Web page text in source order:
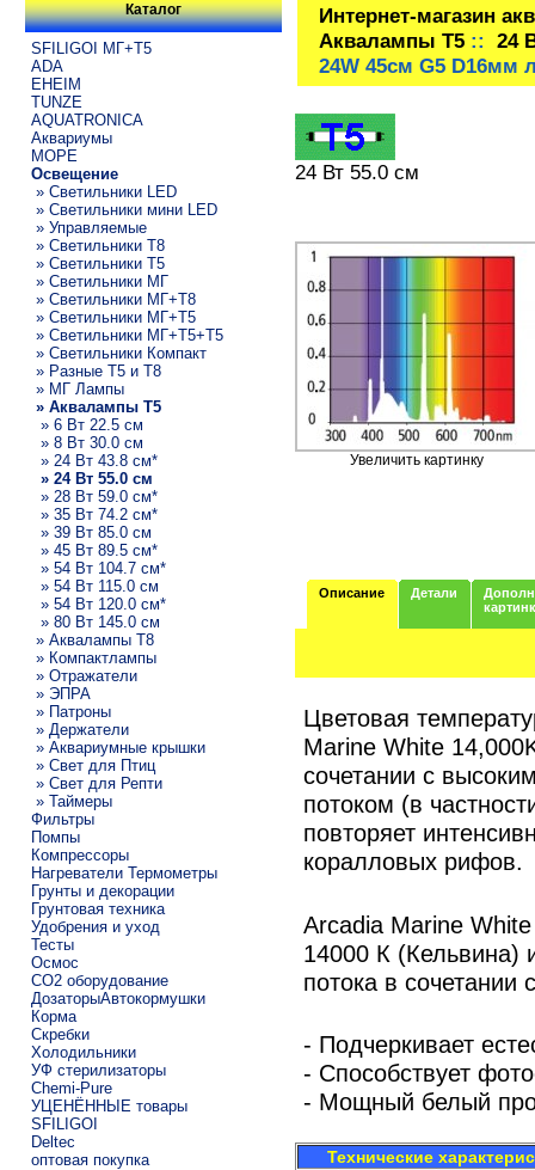
Каталог
SFILIGOI МГ+Т5
ADA
EHEIM
TUNZE
AQUATRONICA
Аквариумы
МОРЕ
Освещение
» Светильники LED
» Светильники мини LED
» Управляемые
» Светильники T8
» Светильники T5
» Светильники МГ
» Светильники МГ+T8
» Светильники МГ+T5
» Светильники МГ+T5+T5
» Светильники Компакт
» Разные T5 и T8
» МГ Лампы
» Аквалампы T5
» 6 Вт 22.5 см
» 8 Вт 30.0 см
» 24 Вт 43.8 см*
» 24 Вт 55.0 см
» 28 Вт 59.0 см*
» 35 Вт 74.2 см*
» 39 Вт 85.0 см
» 45 Вт 89.5 см*
» 54 Вт 104.7 см*
» 54 Вт 115.0 см
» 54 Вт 120.0 см*
» 80 Вт 145.0 см
» Аквалампы T8
» Компактлампы
» Отражатели
» ЭПРА
» Патроны
» Держатели
» Аквариумные крышки
» Свет для Птиц
» Свет для Репти
» Таймеры
Фильтры
Помпы
Компрессоры
Нагреватели Термометры
Грунты и декорации
Грунтовая техника
Удобрения и уход
Тесты
Осмос
CO2 оборудование
ДозаторыАвтокормушки
Корма
Скребки
Холодильники
УФ стерилизаторы
Chemi-Pure
УЦЕНЁННЫЕ товары
SFILIGOI
Deltec
оптовая покупка
Интернет-магазин
Аквалампы T5:: 24
24W 45см G5 D16мм
24 Вт 55.0 см
Увеличить картинку
Описание Детали
Цветовая
Marine White
сочетании с
потоком (в
повторяет
коралловых рифов.
Arcadia Marine
14000 К (Кельвина)
потока в сочетании
- Подчеркивает
- Способствует
- Мощный белый
Технические